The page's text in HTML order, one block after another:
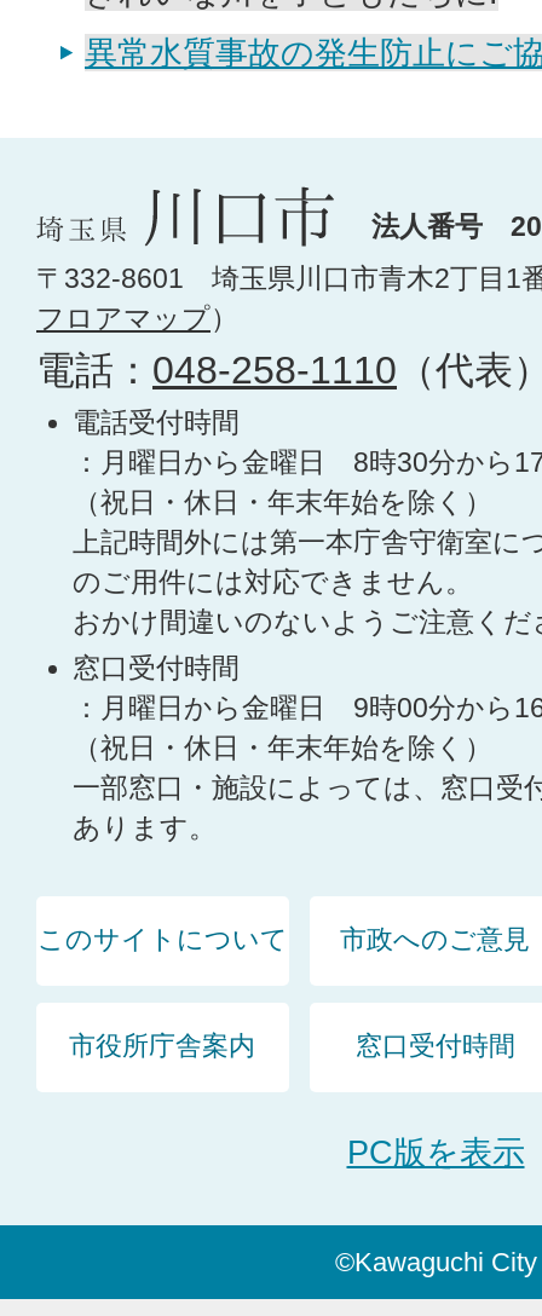
異常水質事故の発生防止にご
法人番号
〒332-8601 埼玉県川口市青木2丁目1
フロアマップ）
電話： 048-258-1110 （代表
電話受付時間
：月曜日から金曜日 8時30分から
（祝日・休日・年末年始を除く）
上記時間外には第一本庁舎守衛室に
のご用件には対応できません。
おかけ間違いのないようご注意くだ
窓口受付時間
：月曜日から金曜日 9時00分から
（祝日・休日・年末年始を除く）
一部窓口・施設によっては、窓口受
あります。
このサイトについて 市政へのご意見
市役所庁舎案内 窓口受付時間
PC版を表示
©Kawaguchi City